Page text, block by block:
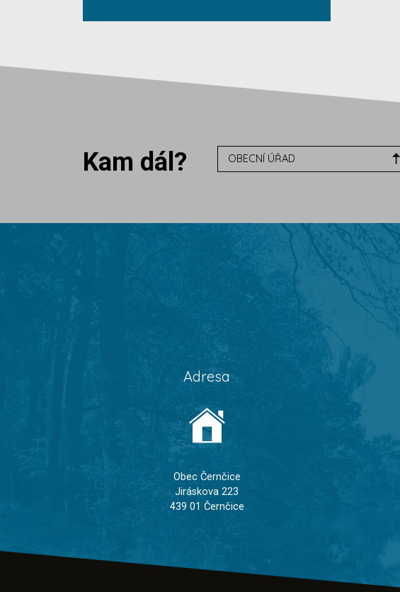
Kam dál? OBECNÍ ÚŘAD
Adresa
Obec Černčice
Jiráskova 223
439 01 Černčice